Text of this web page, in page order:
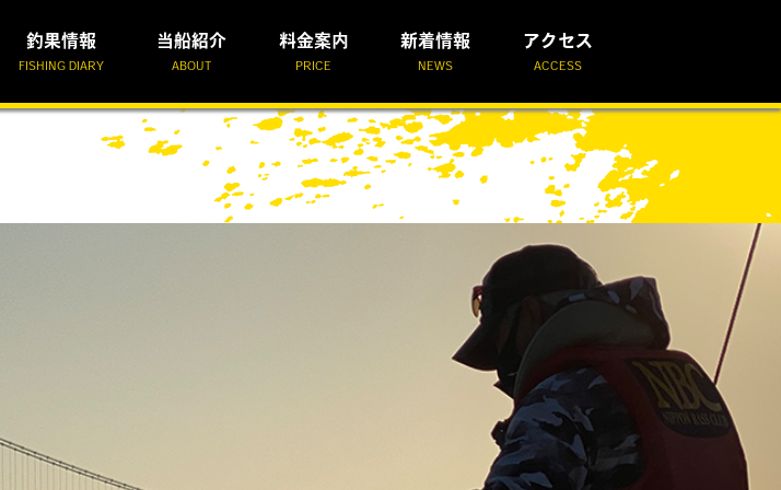
釣果情報
FISHING DIARY
当船紹介
ABOUT
料金案内
PRICE
新着情報
NEWS
アクセス
ACCESS